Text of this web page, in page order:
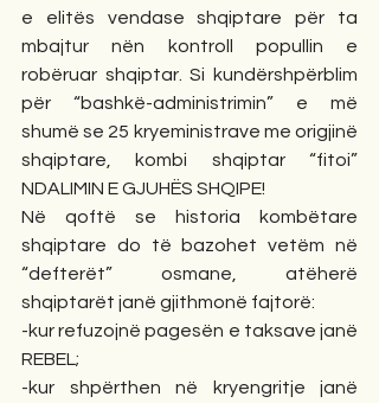
e elitës vendase shqiptare për ta
mbajtur nën kontroll popullin e
robëruar shqiptar. Si kundërshpërblim
për “bashkë-administrimin” e më
shumë se 25 kryeministrave me origjinë
shqiptare, kombi shqiptar “fitoi”
NDALIMIN E GJUHËS SHQIPE!
Në qoftë se historia kombëtare
shqiptare do të bazohet vetëm në
“defterët” osmane, atëherë
shqiptarët janë gjithmonë fajtorë:
-kur refuzojnë pagesën e taksave janë
REBEL;
-kur shpërthen në kryengritje janë